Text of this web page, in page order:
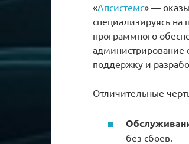
«Апсистемс» —
специализируясь
программного
администрирование
поддержку и
Отличительные
без сбоев.